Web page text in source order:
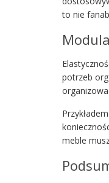
to nie
potrzeb
meble